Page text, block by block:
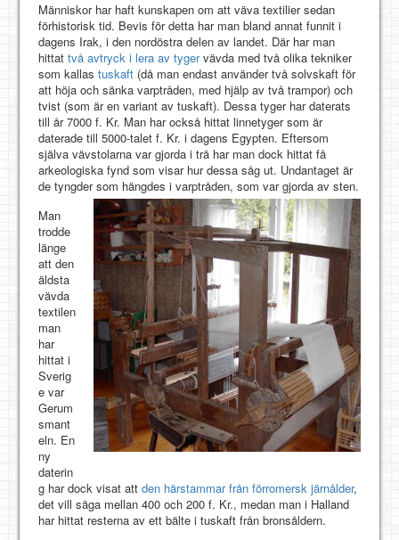
Människor har haft kunskapen om att väva textilier sedan
förhistorisk tid. Bevis för detta har man bland annat funnit i
dagens Irak, i den nordöstra delen av landet. Där har man
hittat två avtryck i lera av tygervävda med två olika tekniker
som kallas tuskaft(då man endast använder två solvskaft för
att höja och sänka varptråden, med hjälp av två trampor) och
tvist (som är en variant av tuskaft). Dessa tyger har daterats
till år 7000 f. Kr. Man har också hittat linnetyger som är
daterade till 5000-talet f. Kr. i dagens Egypten. Eftersom
själva vävstolarna var gjorda i trä har man dock hittat få
arkeologiska fynd som visar hur dessa såg ut. Undantaget är
de tyngder som hängdes i varptråden, som var gjorda av sten.
Man
trodde
länge
att den
äldsta
vävda
textilen
man
har
hittat i
Sverig
e var
Gerum
smant
eln. En
ny
daterin
g har dock visat att den härstammar från förromersk järnålder,
det vill säga mellan 400 och 200 f. Kr., medan man i Halland
har hittat resterna av ett bälte i tuskaft från bronsåldern.